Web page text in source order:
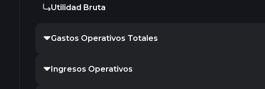
Utilidad Bruta
Gastos Operativos Totales
Ingresos Operativos